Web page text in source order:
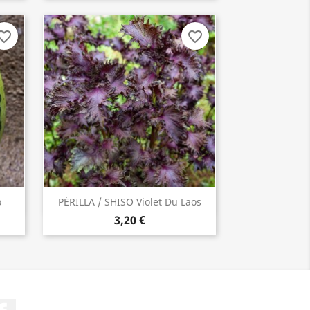
PÉRILLA / SHISO Violet Du Laos
3,20 €
INDISPONIBLE
favorite_border